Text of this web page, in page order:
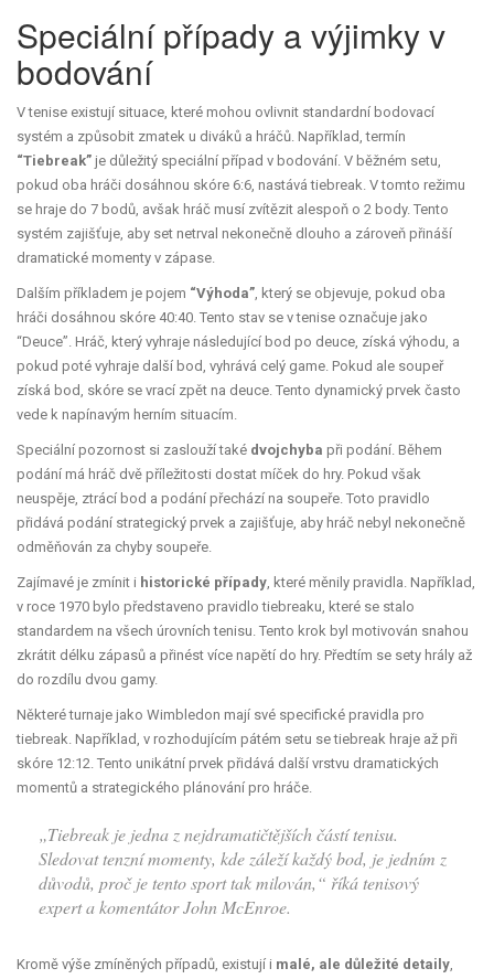
Speciální případy a výjimky v
bodování
V tenise existují situace, které mohou ovlivnit standardní bodovací
systém a způsobit zmatek u diváků a hráčů. Například, termín
“Tiebreak” je důležitý speciální případ v bodování. V běžném setu,
pokud oba hráči dosáhnou skóre 6:6, nastává tiebreak. V tomto režimu
se hraje do 7 bodů, avšak hráč musí zvítězit alespoň o 2 body. Tento
systém zajišťuje, aby set netrval nekonečně dlouho a zároveň přináší
dramatické momenty v zápase.
Dalším příkladem je pojem “Výhoda”, který se objevuje, pokud oba
hráči dosáhnou skóre 40:40. Tento stav se v tenise označuje jako
“Deuce”. Hráč, který vyhraje následující bod po deuce, získá výhodu, a
pokud poté vyhraje další bod, vyhrává celý game. Pokud ale soupeř
získá bod, skóre se vrací zpět na deuce. Tento dynamický prvek často
vede k napínavým herním situacím.
Speciální pozornost si zaslouží také dvojchyba při podání. Během
podání má hráč dvě příležitosti dostat míček do hry. Pokud však
neuspěje, ztrácí bod a podání přechází na soupeře. Toto pravidlo
přidává podání strategický prvek a zajišťuje, aby hráč nebyl nekonečně
odměňován za chyby soupeře.
Zajímavé je zmínit i historické případy, které měnily pravidla. Například,
v roce 1970 bylo představeno pravidlo tiebreaku, které se stalo
standardem na všech úrovních tenisu. Tento krok byl motivován snahou
zkrátit délku zápasů a přinést více napětí do hry. Předtím se sety hrály až
do rozdílu dvou gamy.
Některé turnaje jako Wimbledon mají své specifické pravidla pro
tiebreak. Například, v rozhodujícím pátém setu se tiebreak hraje až při
skóre 12:12. Tento unikátní prvek přidává další vrstvu dramatických
momentů a strategického plánování pro hráče.
„Tiebreak je jedna z nejdramatičtějších částí tenisu.
Sledovat tenzní momenty, kde záleží každý bod, je jedním z
důvodů, proč je tento sport tak milován,“ říká tenisový
expert a komentátor John McEnroe.
Kromě výše zmíněných případů, existují i malé, ale důležité detaily,